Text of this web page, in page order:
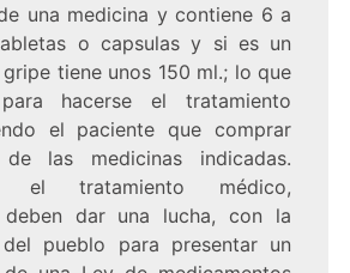
una medicina y contiene 6 a
o capsulas y si es un
tiene unos 150 ml.; lo que
hacerse el tratamiento
el paciente que comprar
las medicinas indicadas.
el tratamiento médico,
deben dar una lucha, con la
pueblo para presentar un